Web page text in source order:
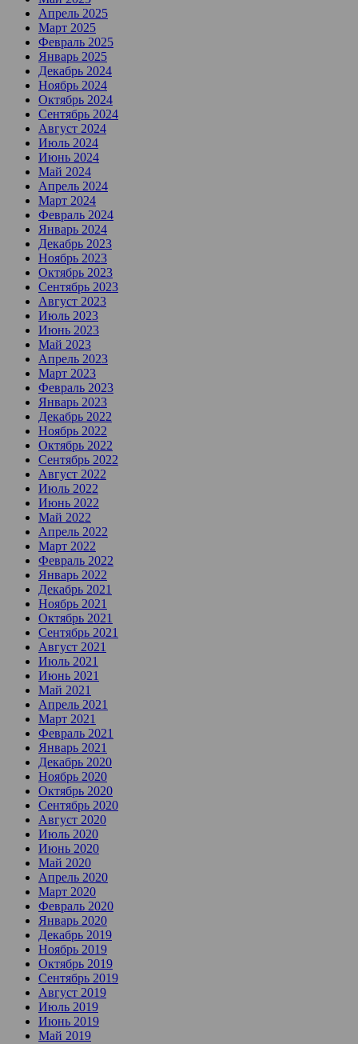
Апрель 2025
Март 2025
Февраль 2025
Январь 2025
Декабрь 2024
Ноябрь 2024
Октябрь 2024
Сентябрь 2024
Август 2024
Июль 2024
Июнь 2024
Май 2024
Апрель 2024
Март 2024
Февраль 2024
Январь 2024
Декабрь 2023
Ноябрь 2023
Октябрь 2023
Сентябрь 2023
Август 2023
Июль 2023
Июнь 2023
Май 2023
Апрель 2023
Март 2023
Февраль 2023
Январь 2023
Декабрь 2022
Ноябрь 2022
Октябрь 2022
Сентябрь 2022
Август 2022
Июль 2022
Июнь 2022
Май 2022
Апрель 2022
Март 2022
Февраль 2022
Январь 2022
Декабрь 2021
Ноябрь 2021
Октябрь 2021
Сентябрь 2021
Август 2021
Июль 2021
Июнь 2021
Май 2021
Апрель 2021
Март 2021
Февраль 2021
Январь 2021
Декабрь 2020
Ноябрь 2020
Октябрь 2020
Сентябрь 2020
Август 2020
Июль 2020
Июнь 2020
Май 2020
Апрель 2020
Март 2020
Февраль 2020
Январь 2020
Декабрь 2019
Ноябрь 2019
Октябрь 2019
Сентябрь 2019
Август 2019
Июль 2019
Июнь 2019
Май 2019